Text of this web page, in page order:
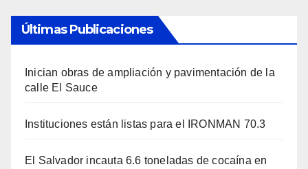
Últimas Publicaciones
Inician obras de ampliación y pavimentación de la
calle El Sauce
Instituciones están listas para el IRONMAN 70.3
El Salvador incauta 6.6 toneladas de cocaína en